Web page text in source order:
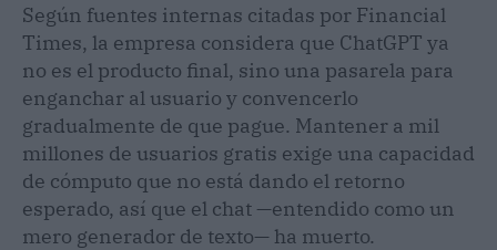
Según fuentes internas citadas por Financial
Times, la empresa considera que ChatGPT ya
no es el producto final, sino una pasarela para
enganchar al usuario y convencerlo
gradualmente de que pague. Mantener a mil
millones de usuarios gratis exige una capacidad
de cómputo que no está dando el retorno
esperado, así que el chat —entendido como un
mero generador de texto— ha muerto.